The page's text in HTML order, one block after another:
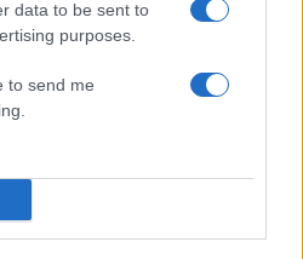
data to be sent to
purposes.
to send me συγκοινωνίες
- Κανονικά